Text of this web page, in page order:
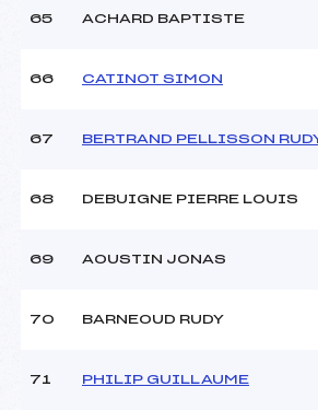
65 ACHARD BAPTISTE
66 CATINOT SIMON
67 BERTRAND PELLISSON
68 DEBUIGNE PIERRE LOUIS
69 AOUSTIN JONAS
70 BARNEOUD RUDY
71 PHILIP GUILLAUME